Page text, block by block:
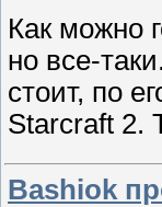
Как можно
но все-
стоит, по
Starcraft 2.
Bashiok